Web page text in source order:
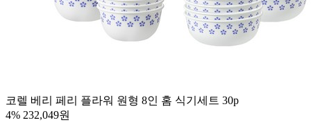
코렐 베리 페리 플라워 원형 8인 홈 식기세트 30p
4% 232,049원